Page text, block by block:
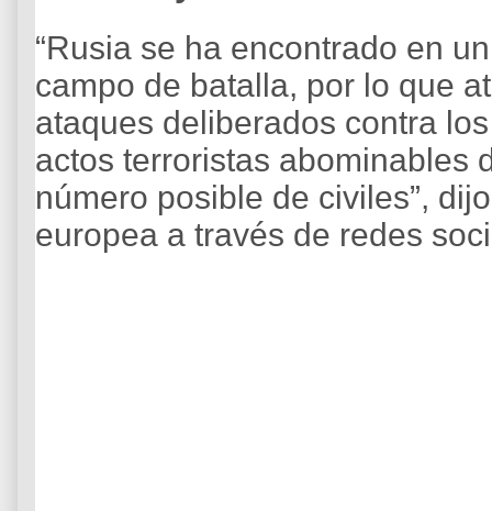
“Rusia se ha encontrado en
campo de batalla, por lo que
ataques deliberados contra
actos terroristas abominables
número posible de civiles”,
europea a través de redes